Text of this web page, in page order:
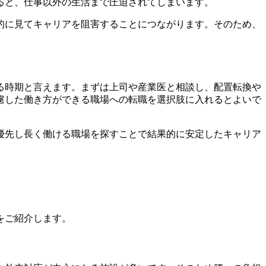
、仕事以外の生活まで圧迫されてしまいます。
見てキャリアを阻害することにつながります。そのため、
期と言えます。まずは上司や産業医と相談し、配置転換や
た働き方ができる職場への転職を選択肢に入れるとよいで
し長く働ける職場を探すことで結果的に安定したキャリア
紹介します。